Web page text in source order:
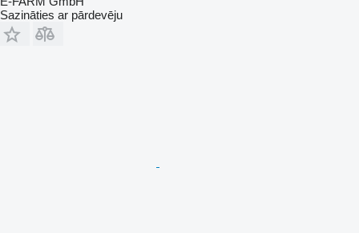
Sazināties ar pārdevēju